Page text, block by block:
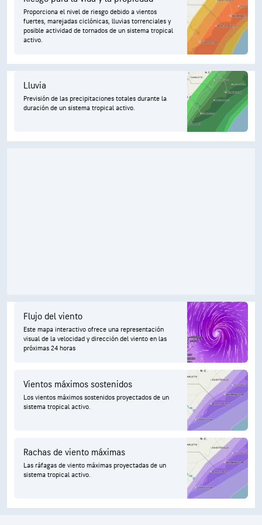
Proporciona el nivel de riesgo debido a vientos
fuertes, marejadas ciclónicas, lluvias torrenciales y
posible actividad de tornados de un sistema tropical
activo.
Lluvia
Previsión de las precipitaciones totales durante la
duración de un sistema tropical activo.
Flujo del viento
Este mapa interactivo ofrece una representación
visual de la velocidad y dirección del viento en las
próximas 24 horas
Vientos máximos sostenidos
Los vientos máximos sostenidos proyectados de un
sistema tropical activo.
Rachas de viento máximas
Las ráfagas de viento máximas proyectadas de un
sistema tropical activo.